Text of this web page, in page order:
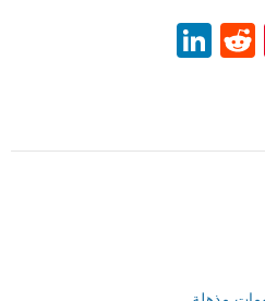
Pinterest
Reddit